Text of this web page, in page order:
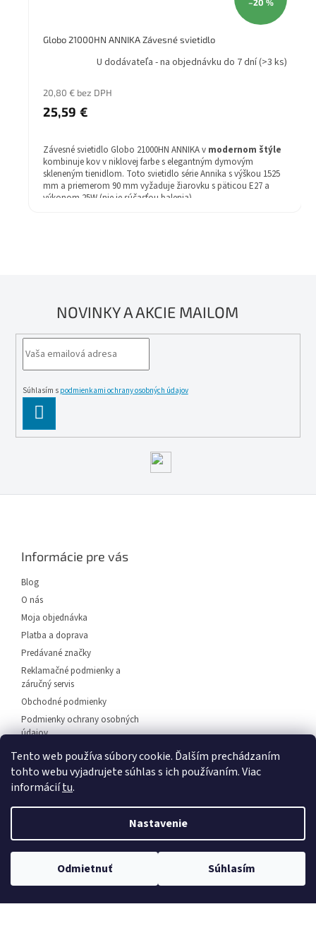
Tento web používa súbory cookie. Ďalším prechádzaním
tohto webu vyjadrujete súhlas s ich používaním. Viac
informáciítu.
Nastavenie
Odmietnuť Súhlasím
, 🛍️osobný odber odborné poradenstvo
–20 %
Globo 21000HN ANNIKA Závesné svietidlo
U dodávateľa - na objednávku do 7 dní(>3 ks)
20,80 € bez DPH
25,59 €
Závesné svietidlo Globo 21000HN ANNIKA v modernom štýle
kombinuje kov v niklovej farbe s elegantným dymovým
skleneným tienidlom. Toto svietidlo série Annika s výškou 1525
mm a priemerom 90 mm vyžaduje žiarovku s päticou E27 a
výkonom 25W (nie je súčasťou balenia).
NOVINKY A AKCIE MAILOM
Súhlasím s podmienkami ochrany osobných údajov
SE
Informácie pre vás
Blog
O nás
Moja objednávka
Platba a doprava
Predávané značky
Reklamačné podmienky a
záručný servis
Obchodné podmienky
Podmienky ochrany osobných
údajov
Predajňa svietidiel Dunajská
Streda
Napíšte nám
Copyright 2026EuLux.sk. Všetky práva vyhradené.Upraviť